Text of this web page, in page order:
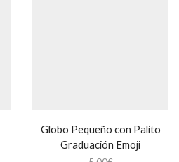
Globo Pequeño con Palito
Graduación Emoji